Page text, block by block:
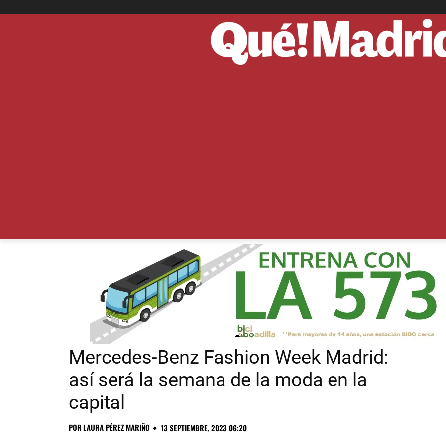
Mercedes-Benz Fashion Week Madrid:
así será la semana de la moda en la
capital
PORLAURA PÉREZ MARIÑO 13 SEPTIEMBRE, 2023 06:20